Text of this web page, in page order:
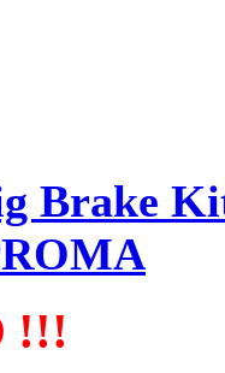
Brake
!!!